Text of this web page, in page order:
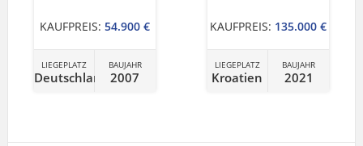
KAUFPREIS: 54.900 €
LIEGEPLATZ
Deutschland
BAUJAHR
2007
KAUFPREIS: 135.000 €
LIEGEPLATZ
Kroatien
BAUJAHR
2021